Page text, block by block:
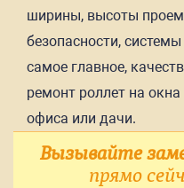
ширины, высоты
безопасности,
самое главное,
ремонт роллет на
офиса или дачи.
Вызывайте
прямо